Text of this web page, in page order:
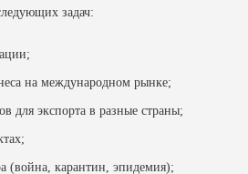
задач:
на международном рынке;
для экспорта в разные страны;
(война, карантин, эпидемия);